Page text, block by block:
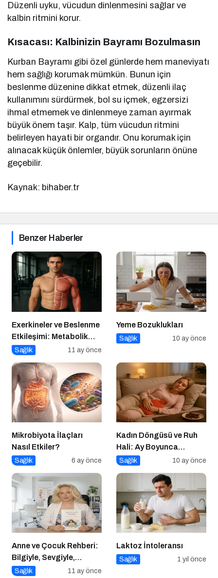
Düzenli uyku, vücudun dinlenmesini sağlar ve
kalbin ritmini korur.
Kısacası: Kalbinizin Bayramı Bozulmasın
Kurban Bayramı gibi özel günlerde hem maneviyatı
hem sağlığı korumak mümkün. Bunun için
beslenme düzenine dikkat etmek, düzenli ilaç
kullanımını sürdürmek, bol su içmek, egzersizi
ihmal etmemek ve dinlenmeye zaman ayırmak
büyük önem taşır. Kalp, tüm vücudun ritmini
belirleyen hayati bir organdır. Onu korumak için
alınacak küçük önlemler, büyük sorunların önüne
geçebilir.
Kaynak: bihaber.tr
Benzer Haberler
Exerkineler ve Beslenme
Etkileşimi: Metabolik
Sağlıkta Yeni Bir
Sağlık 11 ay önce
Yeme Bozuklukları
Sağlık 10 ay önce
Mikrobiyota İlaçları
Nasıl Etkiler?
Sağlık 6 ay önce
Kadın Döngüsü ve Ruh
Hali: Ay Boyunca
Bedenine ve Duygularına
Sağlık 10 ay önce
Anne ve Çocuk Rehberi:
Bilgiyle, Sevgiyle,
Güvenle
Sağlık 11 ay önce
Laktoz İntoleransı
Sağlık 1 yıl önce